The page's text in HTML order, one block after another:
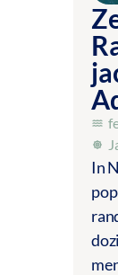
In